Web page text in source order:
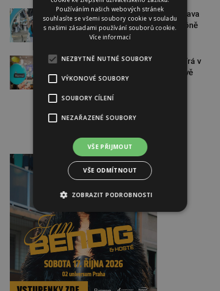
Dopřejte si na Colours of Ostrava
pauzu plnou zážitků v IQOS zóně
Dánský řetězec NORMAL otevírá v
České republice své první dvě
prodejny
Reklama
Používáním našich webových stránek
souhlasíte se všemi soubory cookie v souladu
s našimi zásadami používání souborů cookie.
Více informací
NEZBYTNĚ NUTNÉ SOUBORY
VÝKONOVÉ SOUBORY
SOUBORY CÍLENÍ
NEZAŘAZENÉ SOUBORY
VŠE PŘIJMOUT
VŠE ODMÍTNOUT
ZOBRAZIT PODROBNOSTI